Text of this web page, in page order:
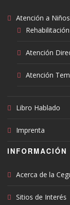
Atención a
Atención
Atención
Libro Hablado
Imprenta
INFORMACIÓN
Acerca de la
Sitios de Interés